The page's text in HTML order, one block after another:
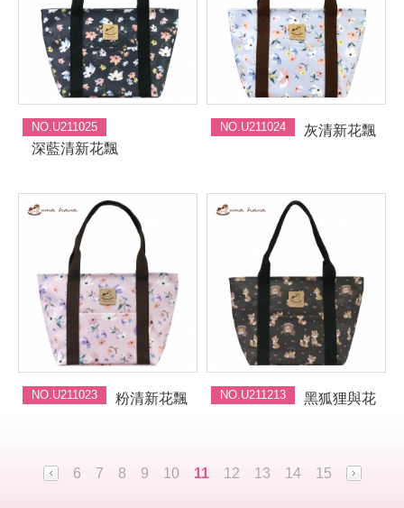
NO.U211025
深藍清新花飄
NO.U211024 灰清新花飄
NO.U211023 粉清新花飄 NO.U211213 黑狐狸與花
6 7 8 9 10 11 12 13 14 15